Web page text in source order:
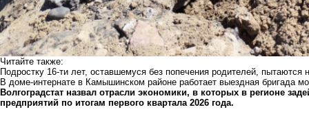
Читайте также:
Подростку 16-ти лет, оставшемуся без попечения родителей,
В доме-интернате в Камышинском районе работает выездная бригада
Волгоградстат назвал отрасли экономики, в которых в регионе
предприятий по итогам первого квартала 2026 года.